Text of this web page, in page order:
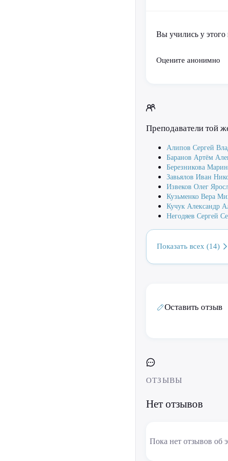
Вы учились у этого
Оцените анонимно
Преподаватели той
Алипов Сергей
Баранов Артём
Березникова
Завьялов Иван
Извеков Олег
Кузьменко Вера
Кучук Александр
Негодяев Сергей
Показать всех (14)
Оставить отзыв
ОТЗЫВЫ
Нет отзывов
Пока нет отзывов об